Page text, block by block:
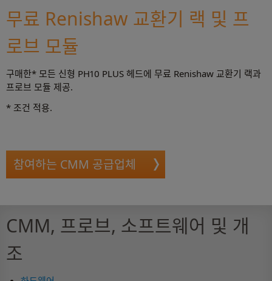
무료 Renishaw 교환기 랙 및 프
로브 모듈
구매한* 모든 신형 PH10 PLUS 헤드에 무료 Renishaw 교환기 랙과
프로브 모듈 제공.
* 조건 적용.
참여하는 CMM 공급업체
CMM, 프로브, 소프트웨어 및 개
조